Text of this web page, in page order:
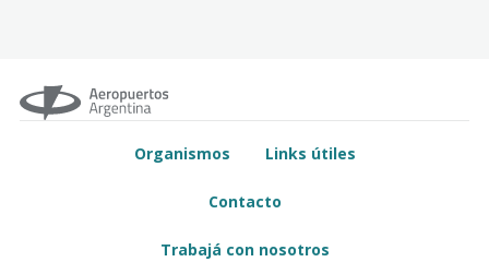
Organismos Links útiles
Contacto
Trabajá con nosotros